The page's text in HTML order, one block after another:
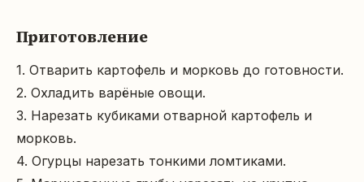
Приготовление
1. Отварить картофель и морковь до готовности.
2. Охладить варёные овощи.
3. Нарезать кубиками отварной картофель и
морковь.
4. Огурцы нарезать тонкими ломтиками.